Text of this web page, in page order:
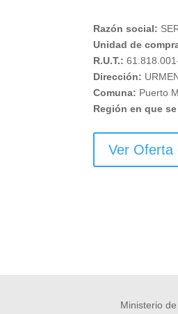
Razón social:
Unidad de
R.U.T.:
Dirección:
Comuna: Puerto
Región en que
Ver Oferta
Ministerio